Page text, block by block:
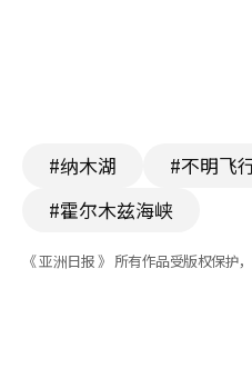
#纳木湖
#不明飞
#霍尔木兹海峡
《 亚洲日报 》 所有作品受版权保护